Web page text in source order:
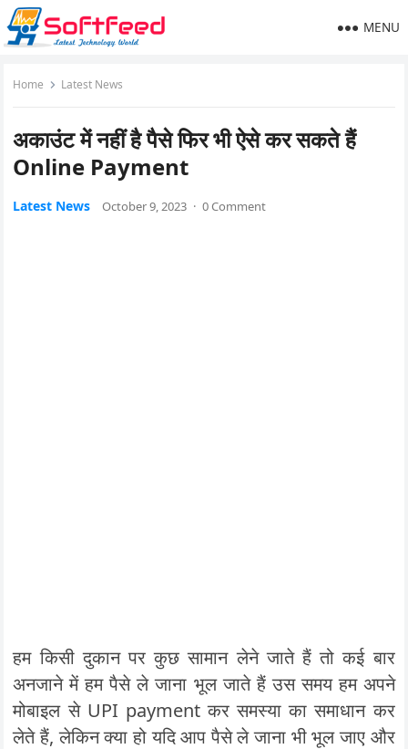
MENU
Home Latest News
अकाउंट में नहीं है पैसे फिर भी ऐसे कर सकते हैं
Online Payment
Latest News October 9, 2023 · 0 Comment
हम किसी दुकान पर कुछ सामान लेने जाते हैं तो कई बार
अनजाने में हम पैसे ले जाना भूल जाते हैं उस समय हम अपने
मोबाइल से UPI payment कर समस्या का समाधान कर
लेते हैं, लेकिन क्या हो यदि आप पैसे ले जाना भी भूल जाए और